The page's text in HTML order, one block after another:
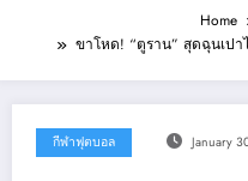
Home
ขาโหด! “ตูราน” สุดฉุนเป
กีฬาฟุตบอล January